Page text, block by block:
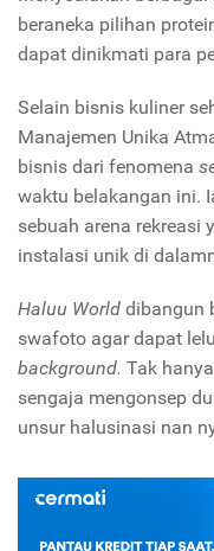
beraneka pilihan
dapat dinikmati para
Selain bisnis kuliner
Manajemen Unika
bisnis dari fenomena
waktu belakangan ini.
sebuah arena rekreasi
instalasi unik di
Haluu World dibangun
swafoto agar dapat
background. Tak
sengaja mengonsep
unsur halusinasi nan